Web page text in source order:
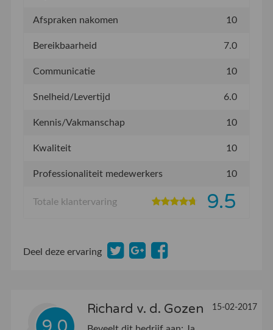
Afspraken nakomen 10
Bereikbaarheid 7.0
Communicatie 10
Snelheid/Levertijd 6.0
Kennis/Vakmanschap 10
Kwaliteit 10
Professionaliteit medewerkers 10
Totale klantervaring 9.5
Deel deze ervaring
Richard v. d. Gozen 15-02-2017